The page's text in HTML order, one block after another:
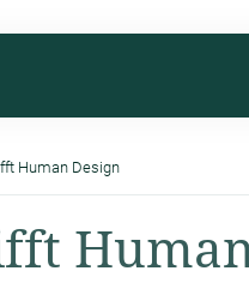
Human Design